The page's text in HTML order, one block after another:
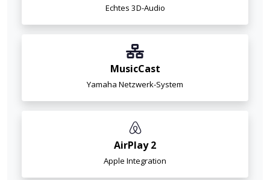
Echtes 3D-Audio
MusicCast
Yamaha Netzwerk-System
AirPlay 2
Apple Integration